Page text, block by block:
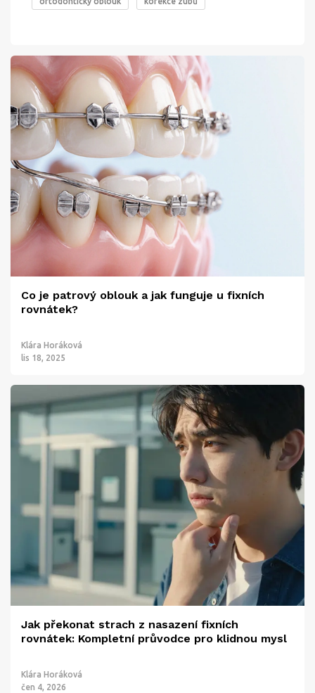
Co je patrový oblouk a jak funguje u fixních
rovnátek?
Klára Horáková
lis 18, 2025
Jak překonat strach z nasazení fixních
rovnátek: Kompletní průvodce pro klidnou mysl
Klára Horáková
čen 4, 2026